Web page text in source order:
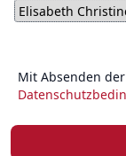
Elisabeth
Mit Absenden